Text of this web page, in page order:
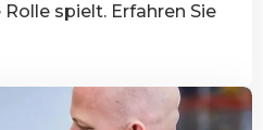
spielt. Erfahren Sie